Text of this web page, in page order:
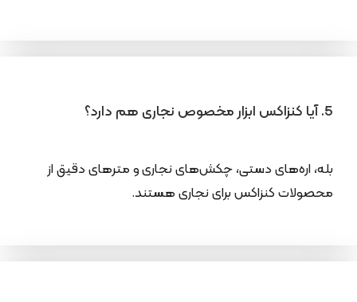
5. آیا کنزاکس ابزار مخصوص نجاری هم دارد؟
بله، اره‌های دستی، چکش‌های نجاری و مترهای دقیق از
محصولات کنزاکس برای نجاری هستند.